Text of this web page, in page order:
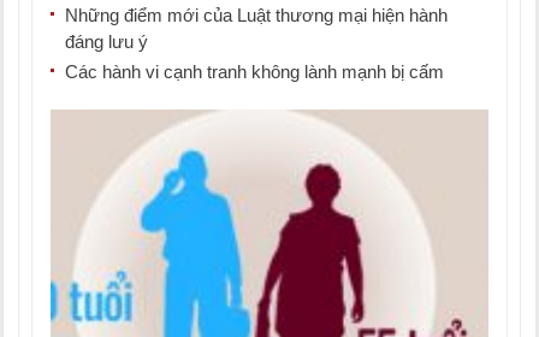
Những điểm mới của Luật thương mại hiện hành
đáng lưu ý
Các hành vi cạnh tranh không lành mạnh bị cấm